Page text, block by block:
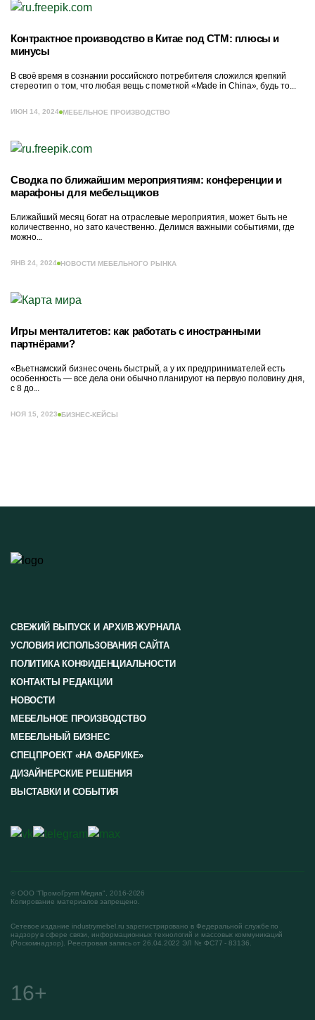
Контрактное производство в Китае под СТМ: плюсы и
минусы
В своё время в сознании российского потребителя сложился крепкий
стереотип о том, что любая вещь с пометкой «Made in China», будь то...
ИЮН 14, 2024 МЕБЕЛЬНОЕ ПРОИЗВОДСТВО
Сводка по ближайшим мероприятиям: конференции и
марафоны для мебельщиков
Ближайший месяц богат на отраслевые мероприятия, может быть не
количественно, но зато качественно. Делимся важными событиями, где
можно...
ЯНВ 24, 2024 НОВОСТИ МЕБЕЛЬНОГО РЫНКА
Игры менталитетов: как работать с иностранными
партнёрами?
«Вьетнамский бизнес очень быстрый, а у их предпринимателей есть
особенность — все дела они обычно планируют на первую половину дня,
с 8 до...
НОЯ 15, 2023 БИЗНЕС-КЕЙСЫ
© ООО "ПромоГрупп Медиа", 2016-2026
Копирование материалов запрещено.
СВЕЖИЙ ВЫПУСК И АРХИВ ЖУРНАЛА
УСЛОВИЯ ИСПОЛЬЗОВАНИЯ САЙТА
ПОЛИТИКА КОНФИДЕНЦИАЛЬНОСТИ
КОНТАКТЫ РЕДАКЦИИ
НОВОСТИ
МЕБЕЛЬНОЕ ПРОИЗВОДСТВО
МЕБЕЛЬНЫЙ БИЗНЕС
СПЕЦПРОЕКТ «НА ФАБРИКЕ»
ДИЗАЙНЕРСКИЕ РЕШЕНИЯ
ВЫСТАВКИ И СОБЫТИЯ
Сетевое издание industrymebel.ru зарегистрировано в Федеральной службе по
надзору в сфере связи, информационных технологий и массовых коммуникаций
(Роскомнадзор). Реестровая запись от 26.04.2022 ЭЛ № ФС77 - 83136.
16+